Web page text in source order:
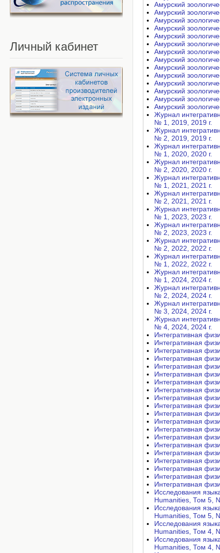
Амурский
Амурский
Амурский
Амурский
Амурский
Амурский
Амурский
Амурский
Амурский
Амурский
Амурский
Амурский
Амурский
Амурский
Журнал
№ 1, 2019, 2019 г.
Журнал
№ 2, 2019, 2019 г.
Журнал
№ 1, 2020, 2020 г.
Журнал
№ 2, 2020, 2020 г.
Журнал
№ 1, 2021, 2021 г.
Журнал
№ 2, 2021, 2021 г.
Журнал
№ 1, 2023, 2023 г.
Журнал
№ 2, 2023, 2023 г.
Журнал
№ 2, 2022, 2022 г.
Журнал
№ 1, 2022, 2022 г.
Журнал
№ 1, 2024, 2024 г.
Журнал
№ 2, 2024, 2024 г.
Журнал
№ 3, 2024, 2024 г.
Журнал
№ 4, 2024, 2024 г.
Интегративная
Интегративная
Интегративная
Интегративная
Интегративная
Интегративная
Интегративная
Интегративная
Интегративная
Интегративная
Интегративная
Интегративная
Интегративная
Интегративная
Интегративная
Интегративная
Интегративная
Интегративная
Интегративная
Интегративная
Исследования
Humanities, Том 5,
Исследования
Humanities, Том 5,
Исследования
Humanities, Том 4,
Исследования
Humanities, Том 4,
Личный кабинет